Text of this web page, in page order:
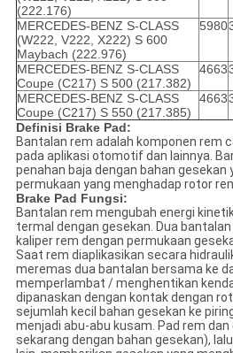
(222.176)
MERCEDES-BENZ S-CLASS
(W222, V222, X222) S 600
Maybach (222.976)
5980
MERCEDES-BENZ S-CLASS
Coupe (C217) S 500 (217.382)
4663
MERCEDES-BENZ S-CLASS
Coupe (C217) S 550 (217.385)
4663
Definisi Brake Pad:
Bantalan rem adalah komponen rem
pada aplikasi otomotif dan lainnya.
penahan baja dengan bahan gesekan
permukaan yang menghadap rotor
Brake Pad Fungsi:
Bantalan rem mengubah energi
termal dengan gesekan. Dua
kaliper rem dengan permukaan
Saat rem diaplikasikan secara
meremas dua bantalan bersama ke
memperlambat / menghentikan
dipanaskan dengan kontak dengan
sejumlah kecil bahan gesekan ke
menjadi abu-abu kusam. Pad rem
sekarang dengan bahan gesekan),